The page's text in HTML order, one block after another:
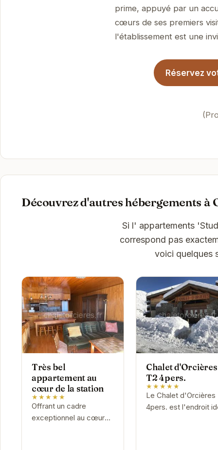
prime, appuyé par un
cœurs de ses premiers
l'établissement est une
Réservez
Découvrez d'autres hébergements à
Si l' appartements
correspond pas
voici quelques
Très bel
appartement au
cœur de la station
★★★★★
Offrant un cadre
exceptionnel au cœur
Chalet d'Orcières
T2 4pers.
★★★★★
Le Chalet d'Orcières
4pers. est l'endroit